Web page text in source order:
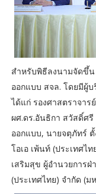
สำหรับพิธีลงนามจัดขึ้
ออกแบบ สจล. โดยมีผู้บ
ได้แก่ รองศาสตราจา
ผศ.ดร.อันธิกา สวัสดิ์ศ
ออกแบบ, นายจตุภัทร์
โอเอ เพ้นท์ (ประเทศ
เสริมสุข ผู้อำนวยการฝ่
(ประเทศไทย) จำกัด (